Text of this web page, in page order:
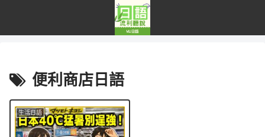
便利商店日語
生活日語